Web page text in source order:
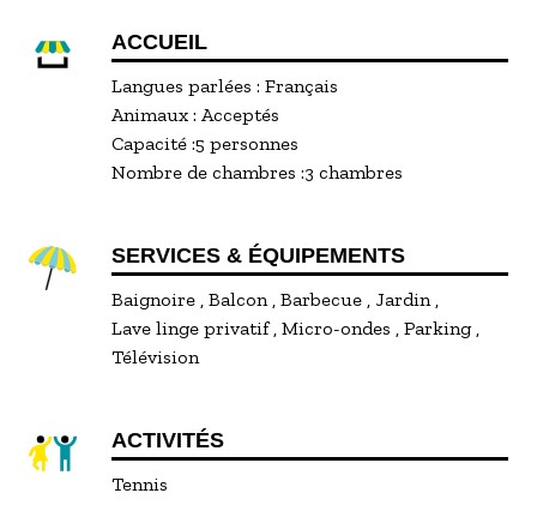
ACCUEIL
Langues parlées : Français
Animaux : Acceptés
Capacité :5 personnes
Nombre de chambres :3 chambres
SERVICES & ÉQUIPEMENTS
Baignoire Balcon Barbecue
Jardin
Lave linge privatif Micro-ondes
Parking
Télévision
ACTIVITÉS
Tennis